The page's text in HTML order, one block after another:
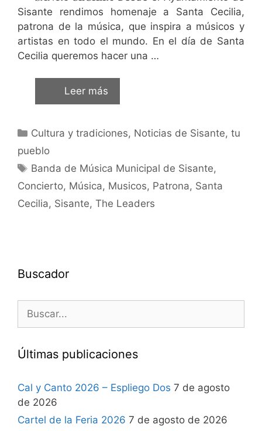
Sisante rendimos homenaje a Santa Cecilia,
patrona de la música, que inspira a músicos y
artistas en todo el mundo. En el día de Santa
Cecilia queremos hacer una …
Leer más
Cultura y tradiciones, Noticias de Sisante, tu
pueblo
Banda de Música Municipal de Sisante,
Concierto, Música, Musicos, Patrona, Santa
Cecilia, Sisante, The Leaders
Buscador
Últimas publicaciones
Cal y Canto 2026 – Espliego Dos 7 de agosto
de 2026
Cartel de la Feria 2026 7 de agosto de 2026